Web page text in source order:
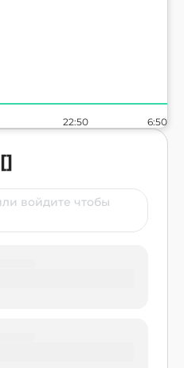
22:50 6:50
[]